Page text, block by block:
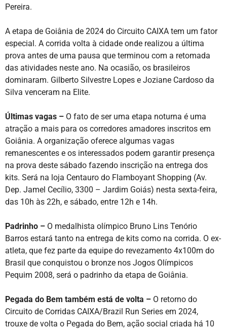
Pereira.
A etapa de Goiânia de 2024 do Circuito CAIXA tem um fator
especial. A corrida volta à cidade onde realizou a última
prova antes de uma pausa que terminou com a retomada
das atividades neste ano. Na ocasião, os brasileiros
dominaram. Gilberto Silvestre Lopes e Joziane Cardoso da
Silva venceram na Elite.
Últimas vagas – O fato de ser uma etapa noturna é uma
atração a mais para os corredores amadores inscritos em
Goiânia. A organização oferece algumas vagas
remanescentes e os interessados podem garantir presença
na prova deste sábado fazendo inscrição na entrega dos
kits. Será na loja Centauro do Flamboyant Shopping (Av.
Dep. Jamel Cecílio, 3300 – Jardim Goiás) nesta sexta-feira,
das 10h às 22h, e sábado, entre 12h e 14h.
Padrinho – O medalhista olímpico Bruno Lins Tenório
Barros estará tanto na entrega de kits como na corrida. O ex-
atleta, que fez parte da equipe do revezamento 4x100m do
Brasil que conquistou o bronze nos Jogos Olímpicos
Pequim 2008, será o padrinho da etapa de Goiânia.
Pegada do Bem também está de volta – O retorno do
Circuito de Corridas CAIXA/Brazil Run Series em 2024,
trouxe de volta o Pegada do Bem, ação social criada há 10